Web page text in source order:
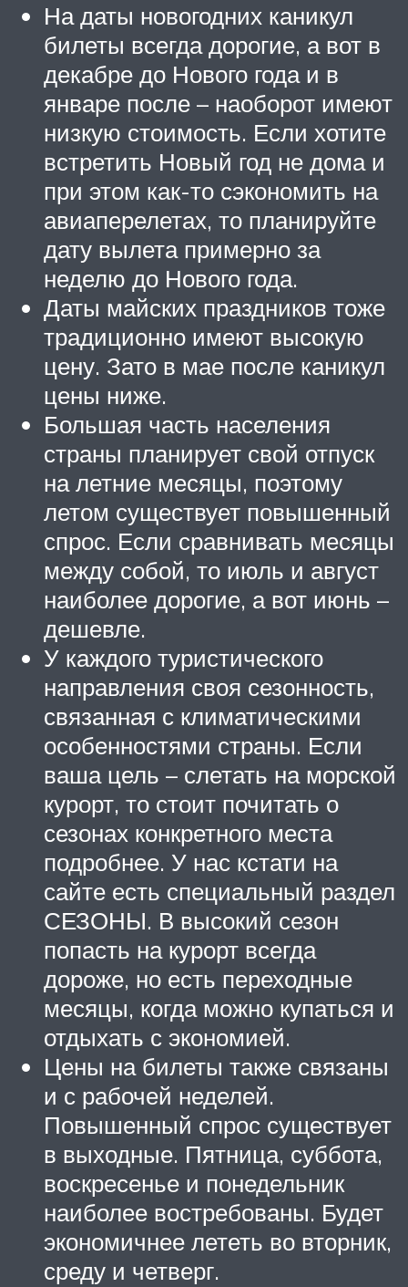
На даты новогодних каникул
билеты всегда дорогие, а вот в
декабре до Нового года и в
январе после – наоборот имеют
низкую стоимость. Если хотите
встретить Новый год не дома и
при этом как-то сэкономить на
авиаперелетах, то планируйте
дату вылета примерно за
неделю до Нового года.
Даты майских праздников тоже
традиционно имеют высокую
цену. Зато в мае после каникул
цены ниже.
Большая часть населения
страны планирует свой отпуск
на летние месяцы, поэтому
летом существует повышенный
спрос. Если сравнивать месяцы
между собой, то июль и август
наиболее дорогие, а вот июнь –
дешевле.
У каждого туристического
направления своя сезонность,
связанная с климатическими
особенностями страны. Если
ваша цель – слетать на морской
курорт, то стоит почитать о
сезонах конкретного места
подробнее. У нас кстати на
сайте есть специальный раздел
СЕЗОНЫ. В высокий сезон
попасть на курорт всегда
дороже, но есть переходные
месяцы, когда можно купаться и
отдыхать с экономией.
Цены на билеты также связаны
и с рабочей неделей.
Повышенный спрос существует
в выходные. Пятница, суббота,
воскресенье и понедельник
наиболее востребованы. Будет
экономичнее лететь во вторник,
среду и четверг.